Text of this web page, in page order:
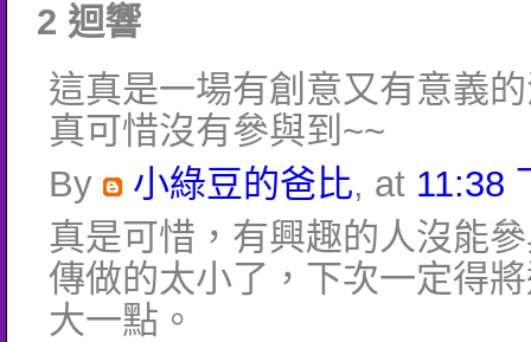
2 迴響
這真是一場有創意又有意義
真可惜沒有參與到~~
By
小綠豆的爸比, at 11:38
真是可惜，有興趣的人沒能
傳做的太小了，下次一定得
大一點。